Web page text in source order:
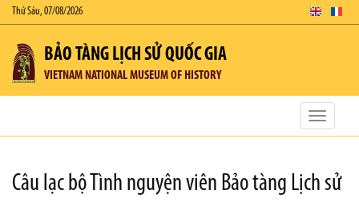
Thứ Sáu, 07/08/2026
BẢO TÀNG LỊCH SỬ QUỐC GIA
VIETNAM NATIONAL MUSEUM OF HISTORY
Toggle
Câu lạc bộ Tình nguyện viên Bảo tàng Lịch sử